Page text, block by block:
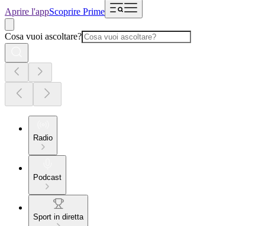
Aprire l'appScoprire Prime
Cosa vuoi ascoltare?
Radio
Podcast
Sport in diretta